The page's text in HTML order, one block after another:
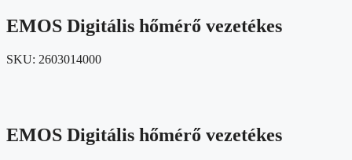
EMOS Digitális hőmérő vezetékes
SKU: 2603014000
EMOS Digitális hőmérő vezetékes